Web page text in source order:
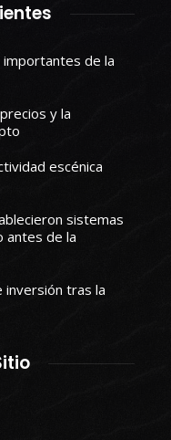
importantes de la
y la
escénica
sistemas
antes de la
inversión tras la